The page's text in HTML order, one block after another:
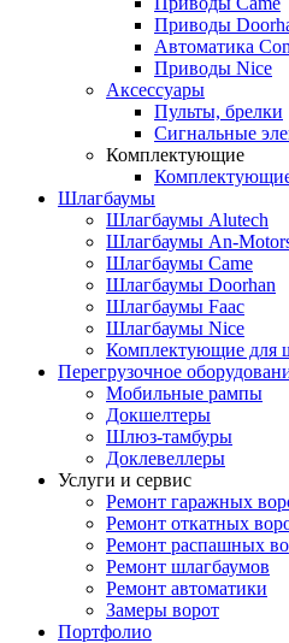
Приводы
Автоматика
Приводы Nice
Аксессуары
Пульты, брелки
Сигнальные
Комплектующие
Шлагбаумы
Шлагбаумы Alutech
Шлагбаумы An-
Шлагбаумы Came
Шлагбаумы Doorhan
Шлагбаумы Faac
Шлагбаумы Nice
Комплектующие для
Перегрузочное
Мобильные рампы
Докшелтеры
Шлюз-тамбуры
Доклевеллеры
Услуги и сервис
Ремонт гаражных
Ремонт откатных
Ремонт распашных
Ремонт шлагбаумов
Ремонт автоматики
Замеры ворот
Портфолио